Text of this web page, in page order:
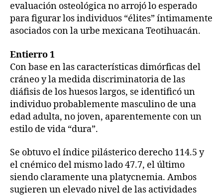
evaluación osteológica no arrojó lo esperado
para figurar los individuos “élites” íntimamente
asociados con la urbe mexicana Teotihuacán.
Entierro 1
Con base en las características dimórficas del
cráneo y la medida discriminatoria de las
diáfisis de los huesos largos, se identificó un
individuo probablemente masculino de una
edad adulta, no joven, aparentemente con un
estilo de vida “dura”.
Se obtuvo el índice pilásterico derecho 114.5 y
el cnémico del mismo lado 47.7, el último
siendo claramente una platycnemia. Ambos
sugieren un elevado nivel de las actividades